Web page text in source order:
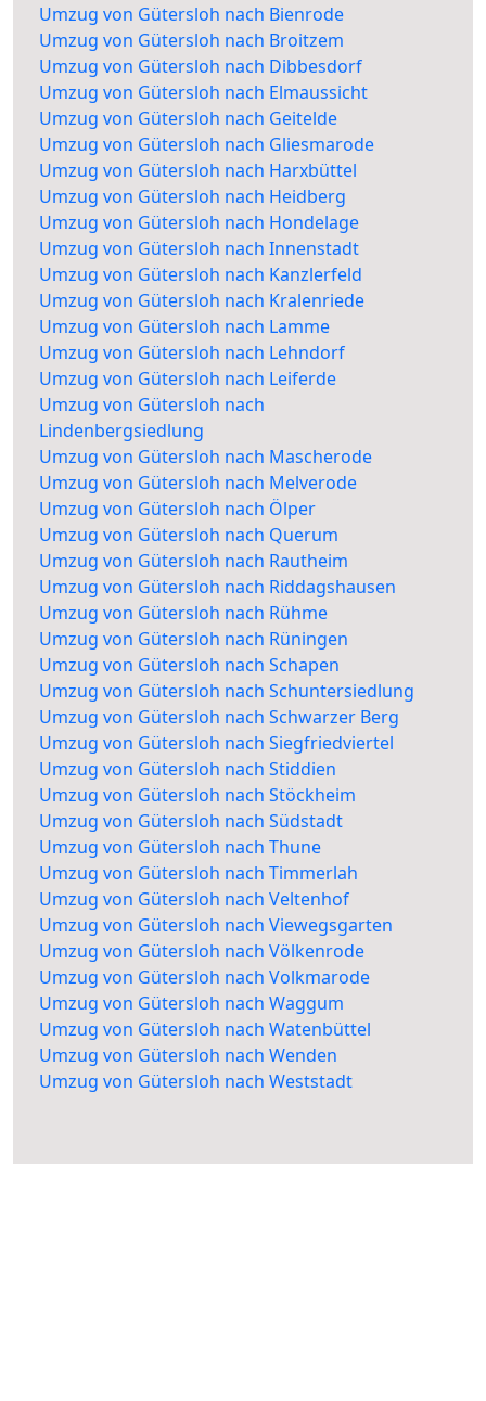
Umzug von Gütersloh nach Bienrode
Umzug von Gütersloh nach Broitzem
Umzug von Gütersloh nach Dibbesdorf
Umzug von Gütersloh nach Elmaussicht
Umzug von Gütersloh nach Geitelde
Umzug von Gütersloh nach Gliesmarode
Umzug von Gütersloh nach Harxbüttel
Umzug von Gütersloh nach Heidberg
Umzug von Gütersloh nach Hondelage
Umzug von Gütersloh nach Innenstadt
Umzug von Gütersloh nach Kanzlerfeld
Umzug von Gütersloh nach Kralenriede
Umzug von Gütersloh nach Lamme
Umzug von Gütersloh nach Lehndorf
Umzug von Gütersloh nach Leiferde
Umzug von Gütersloh nach
Lindenbergsiedlung
Umzug von Gütersloh nach Mascherode
Umzug von Gütersloh nach Melverode
Umzug von Gütersloh nach Ölper
Umzug von Gütersloh nach Querum
Umzug von Gütersloh nach Rautheim
Umzug von Gütersloh nach Riddagshausen
Umzug von Gütersloh nach Rühme
Umzug von Gütersloh nach Rüningen
Umzug von Gütersloh nach Schapen
Umzug von Gütersloh nach Schuntersiedlung
Umzug von Gütersloh nach Schwarzer Berg
Umzug von Gütersloh nach Siegfriedviertel
Umzug von Gütersloh nach Stiddien
Umzug von Gütersloh nach Stöckheim
Umzug von Gütersloh nach Südstadt
Umzug von Gütersloh nach Thune
Umzug von Gütersloh nach Timmerlah
Umzug von Gütersloh nach Veltenhof
Umzug von Gütersloh nach Viewegsgarten
Umzug von Gütersloh nach Völkenrode
Umzug von Gütersloh nach Volkmarode
Umzug von Gütersloh nach Waggum
Umzug von Gütersloh nach Watenbüttel
Umzug von Gütersloh nach Wenden
Umzug von Gütersloh nach Weststadt